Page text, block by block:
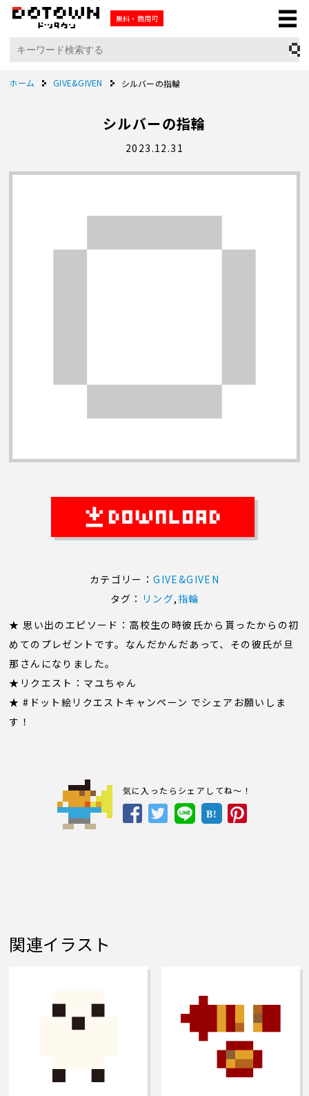
無料・商用可
ホーム GIVE&GIVEN シルバーの指輪
シルバーの指輪
2023.12.31
カテゴリー：GIVE&GIVEN
タグ： リング, 指輪
★ 思い出のエピソード：高校生の時彼氏から貰ったからの初
めてのプレゼントです。なんだかんだあって、その彼氏が旦
那さんになりました。
★リクエスト：マユちゃん
★ #ドット絵リクエストキャンペーン でシェアお願いしま
す！
気に入ったらシェアしてね～！
B!
関連イラスト